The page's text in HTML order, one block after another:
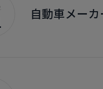
自動車メー